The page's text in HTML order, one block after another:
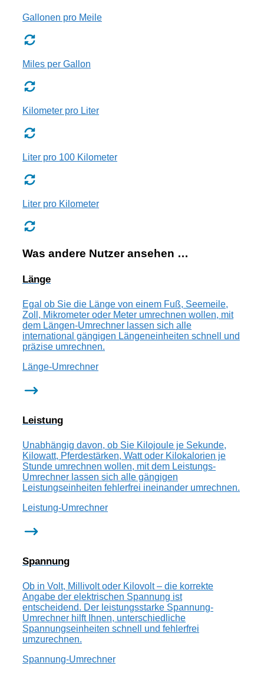
Gallonen pro Meile
Miles per Gallon
Kilometer pro Liter
Liter pro 100 Kilometer
Liter pro Kilometer
Was andere Nutzer ansehen …
Länge
Egal ob Sie die Länge von einem Fuß, Seemeile,
Zoll, Mikrometer oder Meter umrechnen wollen, mit
dem Längen-Umrechner lassen sich alle
international gängigen Längeneinheiten schnell und
präzise umrechnen.
Länge-Umrechner
Leistung
Unabhängig davon, ob Sie Kilojoule je Sekunde,
Kilowatt, Pferdestärken, Watt oder Kilokalorien je
Stunde umrechnen wollen, mit dem Leistungs-
Umrechner lassen sich alle gängigen
Leistungseinheiten fehlerfrei ineinander umrechnen.
Leistung-Umrechner
Spannung
Ob in Volt, Millivolt oder Kilovolt – die korrekte
Angabe der elektrischen Spannung ist
entscheidend. Der leistungsstarke Spannung-
Umrechner hilft Ihnen, unterschiedliche
Spannungseinheiten schnell und fehlerfrei
umzurechnen.
Spannung-Umrechner